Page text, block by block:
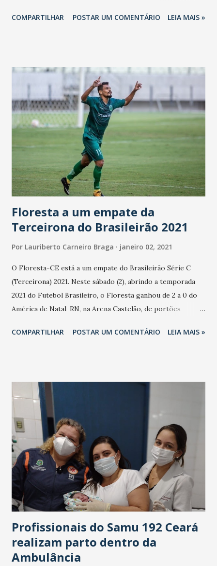
COMPARTILHAR POSTAR UM COMENTÁRIO LEIA MAIS »
Floresta a um empate da
Terceirona do Brasileirão 2021
Por Lauriberto Carneiro Braga janeiro 02, 2021
O Floresta-CE está a um empate do Brasileirão Série C
(Terceirona) 2021. Neste sábado (2), abrindo a temporada
2021 do Futebol Brasileiro, o Floresta ganhou de 2 a 0 do
América de Natal-RN, na Arena Castelão, de portões
foi válido pelas Quartas-de-Final do Brasileirão Série D
Os gols desde sábado foram marcados por: Deysinho, aos
17 minutos do primeiro tempo (foto Pedro Chaves-FCF) .
Flávio Torres, aos 34 minutos do segundo tempo. Foto de
Canindé Pereira (América de Natal)
COMPARTILHAR POSTAR UM COMENTÁRIO LEIA MAIS »
Profissionais do Samu 192 Ceará
realizam parto dentro da
Ambulância